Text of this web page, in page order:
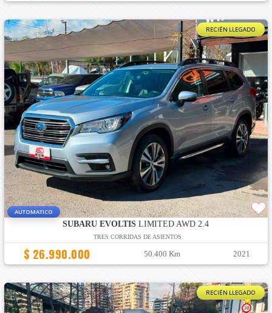
RECIÉN LLEGADO
AUTOMATICO
SUBARU EVOLTIS LIMITED AWD 2.4
TRES CORRIDAS DE ASIENTOS
$ 26.990.000 50.400 Km 2021
RECIÉN LLEGADO